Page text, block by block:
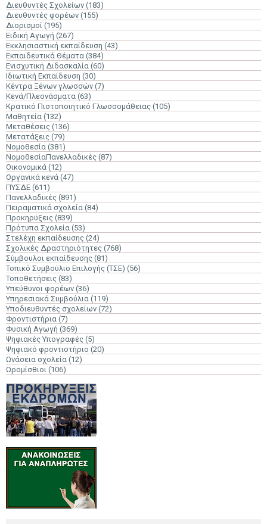
Διευθυντές Σχολείων (183)
Διευθυντές φορέων (155)
Διορισμοί (195)
Ειδική Αγωγή (267)
Εκκλησιαστική εκπαίδευση (43)
Εκπαιδευτικά Θέματα (384)
Ενισχυτική Διδασκαλία (60)
Ιδιωτική Εκπαίδευση (30)
Κέντρα Ξένων γλωσσών (7)
Κενά/Πλεονάσματα (63)
Κρατικό Πιστοποιητικό Γλωσσομάθειας (105)
Μαθητεία (132)
Μεταθέσεις (136)
Μετατάξεις (79)
Νομοθεσία (381)
ΝομοθεσίαΠανελλαδικές (87)
Οικονομικά (12)
Οργανικά κενά (47)
ΠΥΣΔΕ (611)
Πανελλαδικές (891)
Πειραματικά σχολεία (84)
Προκηρύξεις (839)
Πρότυπα Σχολεία (53)
Στελέχη εκπαίδευσης (24)
Σχολικές Δραστηριότητες (768)
Σύμβουλοι εκπαίδευσης (81)
Τοπικό Συμβούλιο Επιλογής (ΤΣΕ) (56)
Τοποθετήσεις (83)
Υπεύθυνοι φορέων (36)
Υπηρεσιακά Συμβούλια (119)
Υποδιευθυντές σχολείων (72)
Φροντιστήρια (7)
Φυσική Αγωγή (369)
Ψηφιακές Υπογραφές (5)
Ψηφιακό φροντιστήριο (20)
Ωνάσεια σχολεία (12)
Ωρομίσθιοι (106)